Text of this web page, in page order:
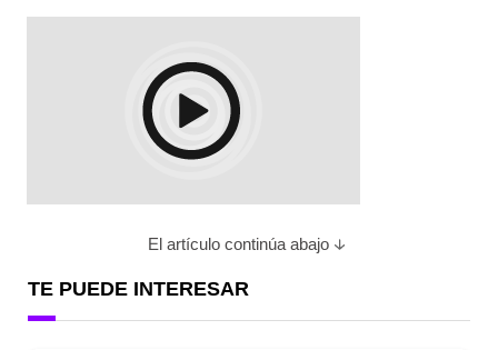
El artículo continúa abajo
TE PUEDE INTERESAR